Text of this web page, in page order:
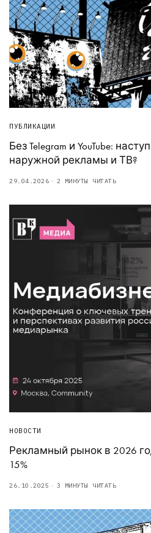
ПУБЛИКАЦИИ
Без Telegram и YouTube:
наружной рекламы и ТВ?
29.04.2026 2 МИНУТЫ ЧИТАТЬ
НОВОСТИ
Рекламный рынок в 2026
15%
26.10.2025 3 МИНУТЫ ЧИТАТЬ